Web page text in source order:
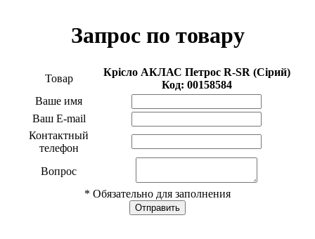
Запрос по товару
Товар
Крісло АКЛАС Петрос R-SR (Сірий)
Код: 00158584
Ваше имя
Ваш E-mail
Контактный
телефон
Вопрос
* Обязательно для заполнения
Отправить